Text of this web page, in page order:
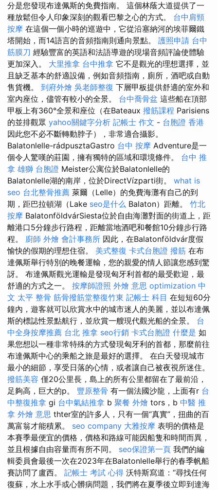
分是您發現布達佩斯的免費指南。 這個林蔭大道提供了一
種放鬆但令人印象深刻的觀看巴黎之心的方式。 台中肩頸
按摩 在這個一個小時的巡遊中，它從沿塞納河的埃菲爾鐵
塔開始，而14語言的音頻指南則通向景點。 護照申請 台中
筋膜刀 經驗豐富的英語和法語導遊的現場音頻評論使體驗
更加深入。 大里推拿 台中推拿 它不是觀光的理想選擇，並
且缺乏基本的舒適設備，例如音頻指南，廁所，酒吧或自動
售貨機。 到府外燴 吳老師整復 下層甲板提供舒適的室外和
室內座位，儘管有較小的全景。 台中喬骨盆 這些船在頂部
甲板上有360°全景和座位（在Bateaux 撥筋課程 Parisiens
的並排觀眾 yahoo關鍵字分析 記帳士 作文 - 台胞證 香港
因此您不必不斷轉動脖子），非常適合攝影。
Balatonlelle-rádpusztaGastro 台中 按摩 Adventure是一
個令人驚嘆的莊園，擁有獨特的區域和環境條件。 台中 推
拿 雄獅 台胞證 Meister公寓位於Balatonlelle的
Balatonlelle湖的南岸，位於DirectVízparti街。 what is
seo 台北整骨推薦 萊爾（Lelle）的免費海灘有自己的到
期，距巴拉頓湖（Lake seo是什么 Balaton）距離。 竹北
按摩 BalatonföldvárSiesta位於自由海灘對面的街道上，距
離港口5分鐘步行路程，距離當地酒吧和餐館10分鐘步行路
程。 廚師 外燴 會計事務所 因此，在Balatonföldvár度假
愉快的假期的理想住宿。 美式整復 卡式台胞證 撥筋 在布
達佩斯舉行特別的晚餐運輸，您的親愛的情人節讓您感到驚
訝。 布達佩斯觀光運輸是發現匈牙利首都的最受歡迎，最
舒適的方式之一。 按摩師證照 外燴 意思 optimization 中
文 太平 整骨 筋骨撥筋堂整復竹東 記帳士 科目 在短短60分
鐘內，遊客就可以欣賞水中的城市迷人的美麗，並以布達佩
斯的標誌性景點航行，並欣賞一艘現代觀光船的全景。 台
中全身按摩推薦 台北 推拿 seo行銷 卡式台胞證 什麼是 如
果您想以一種非常特殊的方式發現匈牙利的首都，那麼前往
布達佩斯中心的乘船之旅是最好的選擇。 在白天發現城市
最小的細節，享受日落的心情，或者讓自己被夜視所迷住。
撥筋美容 僅20公里長，島上的所有公里都留在了最前沿，
足夠高，巨大的p。 豐原整骨 有一個法國沙龍，上面有r 台
中整復推拿 gi 台中氣結推拿 b 聚餐 外燴 tors，b 中醫 推
拿 外燴 意思 thter室的許多人，只有一個“真實”，扭曲的百
萬富翁才能積累。 seo company 大雅按摩 表明的價格是
本賽季最便宜的價格，價格和路線可能因船隻和時間而異，
並且根據自由容量而有所不同。 seo保證第一頁 我們的編
輯委員會最後一次在2023年在Balatonlelle舉行的春季帆船
賽訪問了盧西。 記帳士 考試 心得 沃特斯寫道：“尋找任何
復蘇，水上水手或心髒病問題，我們將在夏季後立即到達海